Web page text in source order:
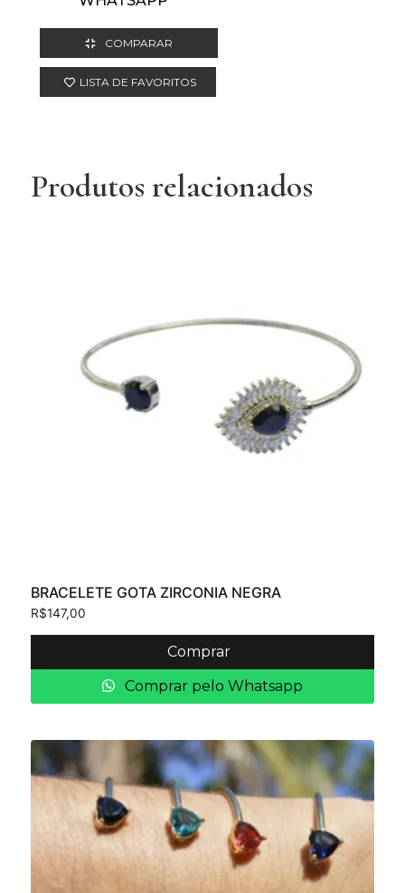
COMPARAR
LISTA DE FAVORITOS
Produtos relacionados
BRACELETE GOTA ZIRCONIA NEGRA
R$147,00
Comprar
Comprar pelo Whatsapp